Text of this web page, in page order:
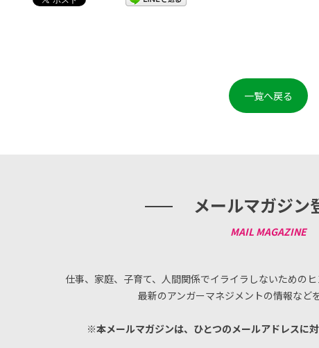
一覧へ戻る
メールマガジン
仕事、家庭、子育て、人間関係でイライラしないための
最新のアンガーマネジメントの情報など
※本メールマガジンは、ひとつのメールアドレスに